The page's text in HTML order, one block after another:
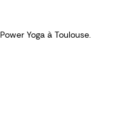
Yoga à Toulouse.